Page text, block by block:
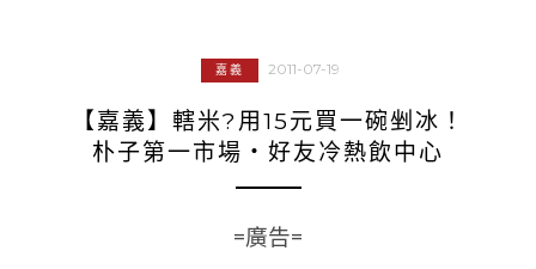
嘉義 2011-07-19
【嘉義】轄米?用15元買一碗剉冰！
朴子第一市場‧好友冷熱飲中心
=廣告=